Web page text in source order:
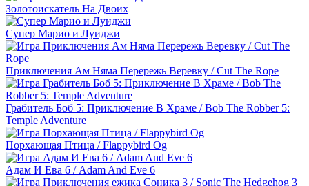
Золотоискатель На Двоих
Супер Марио и Луиджи
Приключения Ам Няма Перережь Веревку / Cut The Rope
Грабитель Боб 5: Приключение В Храме / Bob The Robber 5:
Temple Adventure
Порхающая Птица / Flappybird Og
Адам И Ева 6 / Adam And Eve 6